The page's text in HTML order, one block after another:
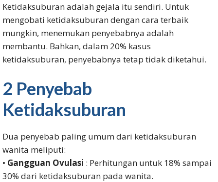
Ketidaksuburan adalah gejala itu sendiri. Untuk
mengobati ketidaksuburan dengan cara terbaik
mungkin, menemukan penyebabnya adalah
membantu. Bahkan, dalam 20% kasus
ketidaksuburan, penyebabnya tetap tidak diketahui.
2 Penyebab
Ketidaksuburan
Dua penyebab paling umum dari ketidaksuburan
wanita meliputi:
• Gangguan Ovulasi : Perhitungan untuk 18% sampai
30% dari ketidaksuburan pada wanita.